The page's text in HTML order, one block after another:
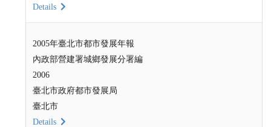
Details
2005年臺北市都市發展年報
內政部營建署城鄉發展分署編
2006
臺北市政府都市發展局
臺北市
Details